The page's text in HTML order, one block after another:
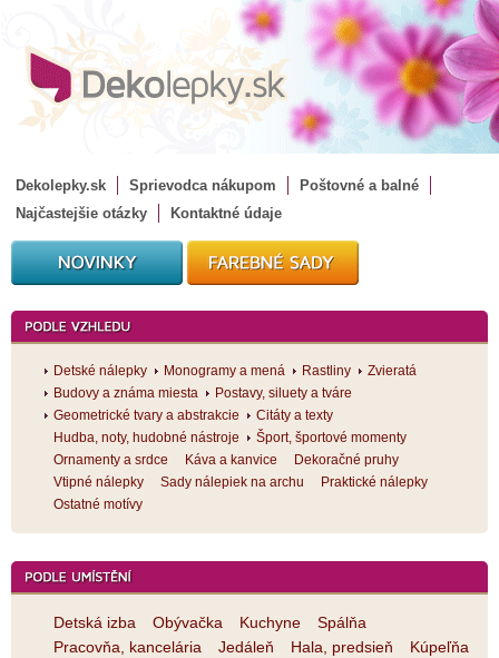
Dekolepky.sk Sprievodca nákupom
Poštovné a balné
Najčastejšie otázky
Kontaktné údaje
Detské nálepky Monogramy a mená Rastliny
Zvieratá
Budovy a známa miesta
Postavy, siluety a tváre
Geometrické tvary a abstrakcie
Citáty a texty
Hudba, noty, hudobné nástroje
Šport, športové momenty
Ornamenty a srdce
Káva a kanvice
Dekoračné pruhy
Vtipné nálepky
Sady nálepiek na archu
Praktické nálepky
Ostatné motívy
Detská izba Obývačka Kuchyne
Spálňa
Pracovňa, kancelária
Jedáleň Hala, predsieň
Kúpeľňa